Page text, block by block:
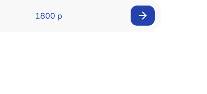
1800 р